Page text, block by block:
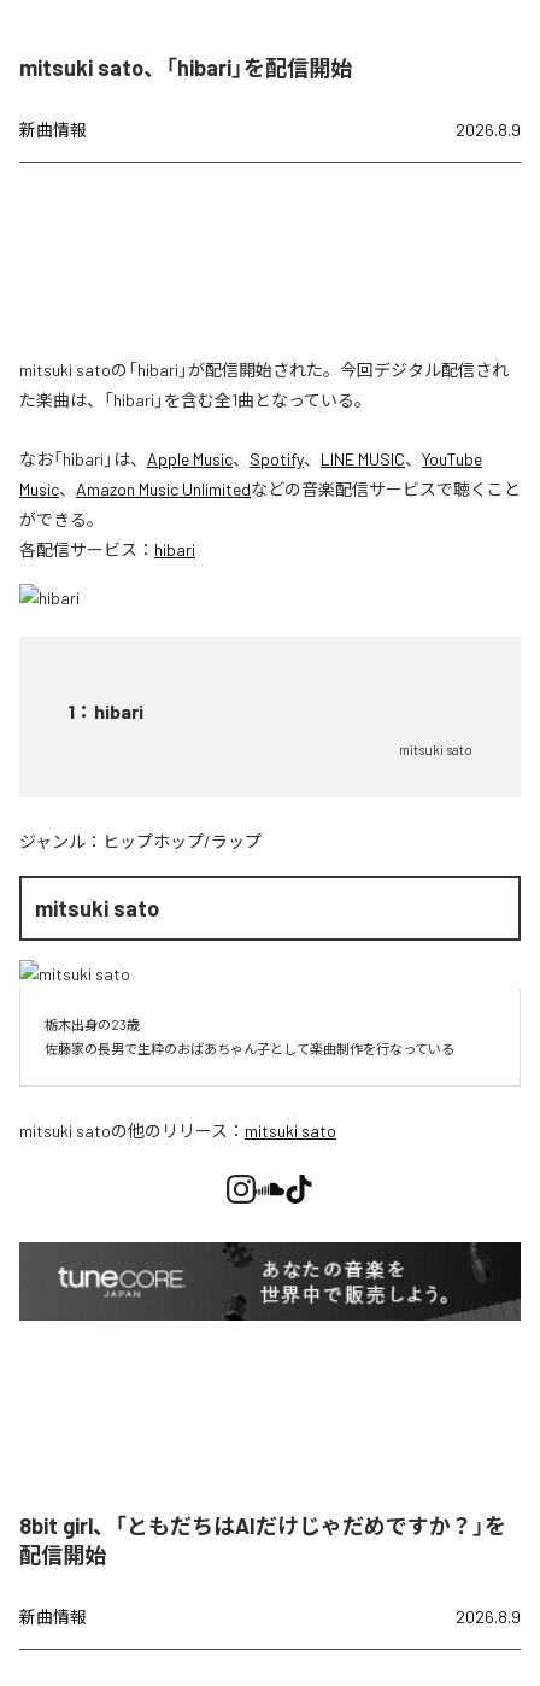
mitsuki sato、「hibari」を配信開始
新曲情報 2026.8.9
mitsuki satoの「hibari」が配信開始された。今回デジタル配信され
た楽曲は、「hibari」を含む全1曲となっている。
なお「hibari 」は、 Apple Music、 Spotify、 LINE MUSIC、 YouTube
Music、 Amazon Music Unlimitedなどの音楽配信サービスで聴くこと
ができる。
各配信サービス： hibari
1 ： hibari
mitsuki sato
ジャンル： ヒップホップ/ラップ
mitsuki sato
栃木出身の23歳
佐藤家の長男で生粋のおばあちゃん子として楽曲制作を行なっている
mitsuki satoの他のリリース： mitsuki sato
8bit girl、「ともだちはAIだけじゃだめですか？」を
配信開始
新曲情報 2026.8.9